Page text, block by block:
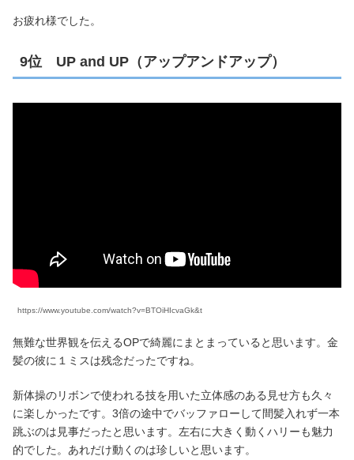
お疲れ様でした。
9位 UP and UP（アップアンドアップ）
https://www.youtube.com/watch?v=BTOiHIcvaGk&t
無難な世界観を伝えるOPで綺麗にまとまっていると思います。金
髪の彼に１ミスは残念だったですね。
新体操のリボンで使われる技を用いた立体感のある見せ方も久々
に楽しかったです。3倍の途中でバッファローして間髪入れず一本
跳ぶのは見事だったと思います。左右に大きく動くハリーも魅力
的でした。あれだけ動くのは珍しいと思います。